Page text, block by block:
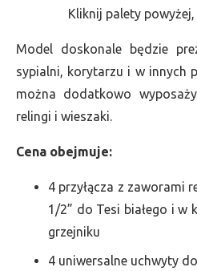
Kliknij palety
Model doskonale będzie
sypialni, korytarzu i w innych
można dodatkowo
relingi i wieszaki.
Cena obejmuje:
4 przyłącza z zaworami
1/2” do Tesi białego i w
grzejniku
4 uniwersalne uchwyty